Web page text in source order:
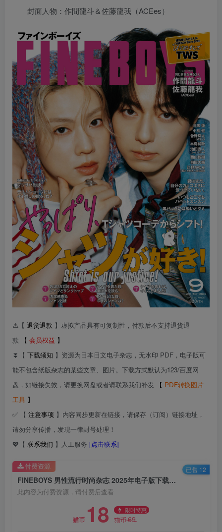
封面人物：作間龍斗＆佐藤龍我（ACEes）
⚠️【 退货退款 】虚拟产品具有可复制性，付款后不支持退货退
款
【 会员权益 】
⏬【 下载须知 】资源为日本日文电子杂志，无水印 PDF，电子版可
能不包含纸版杂志的某些文章、图片。下载方式默认为123/百度网
盘，如链接失效，请更换网盘或者请联系我们补发
【 PDF转换图片
工具 】
✅ 【 注意事项 】内容同步更新在链接，请保存（订阅）链接地址，
请勿分享传播，发现一律封号处理！
💖【 联系我们 】人工服务 [点击联系]
FINEBOYS 男性流行时尚杂志 2025年电子版下载（更新中）
此内容为付费资源，请付费后查看
猫币 18 限时特惠
猫币69
付费资源 已售 12